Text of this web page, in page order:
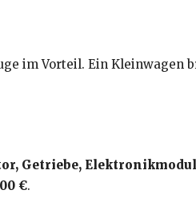
im Vorteil. Ein Kleinwagen
Getriebe,
€.